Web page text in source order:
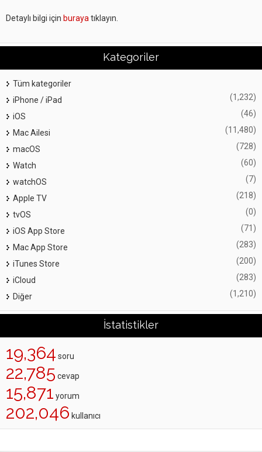
Detaylı bilgi için buraya tıklayın.
Kategoriler
Tüm kategoriler
iPhone / iPad
(1,232)
iOS (46)
Mac Ailesi (11,480)
macOS (728)
Watch (60)
watchOS (7)
Apple TV (218)
tvOS (0)
iOS App Store (71)
Mac App Store (283)
iTunes Store (200)
iCloud (283)
Diğer (1,210)
İstatistikler
19,364 soru
22,785 cevap
15,871 yorum
202,046 kullanıcı